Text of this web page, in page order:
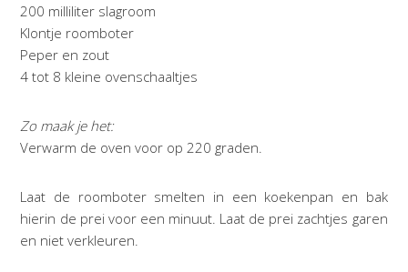
200 milliliter slagroom
Klontje roomboter
Peper en zout
4 tot 8 kleine ovenschaaltjes
Zo maak je het:
Verwarm de oven voor op 220 graden.
Laat de roomboter smelten in een koekenpan en bak
hierin de prei voor een minuut. Laat de prei zachtjes garen
en niet verkleuren.